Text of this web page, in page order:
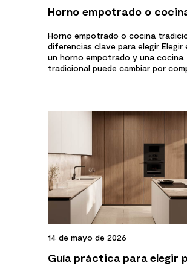
Horno empotrado o
tradicional: 5 diferencias
Horno empotrado o cocina
diferencias clave para elegir Elegir
un horno empotrado y una cocina
tradicional puede cambiar por
14 de mayo de 2026
Guía práctica para elegir